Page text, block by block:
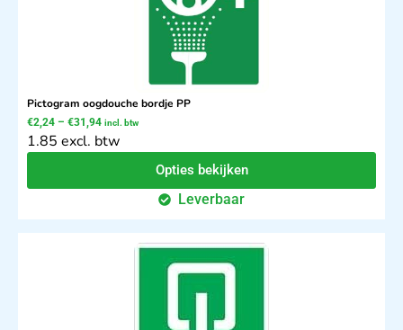
Pictogram oogdouche bordje PP
€2,24 – €31,94 incl. btw
1.85 excl. btw
Opties bekijken
Leverbaar